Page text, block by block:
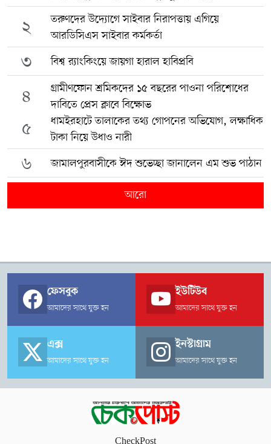
২
তরুণদের উদ্যোগে সাইবার নিরাপত্তায় এগিয়ে
আরডিসিএস সাইবার কর্মকর্তা
৩ বিশ্ব র‍্যাংকিংয়ে জায়গা হারাল হাবিপ্রবি
৪
গ্রামীণফোন শ্রমিকদের ১৫ বছরের পাওনা পরিশোধের
দাবিতে প্রেস ক্লাবে বিক্ষোভ
৫
ধামইরহাটে তালাকের তথ্য গোপনের অভিযোগ, লক্ষাধিক
টাকা নিয়ে উধাও নারী
৬ জামালপুরবাসীকে ঈদ শুভেচ্ছা জানালেন এম শুভ পাঠান
আরো
ফেসবুক
আমাদের সাথে যুক্ত হন
ইউটিউব
আমাদের সাথে যুক্ত হন
এক্স
আমাদের সাথে যুক্ত হন
ইনস্টাগ্রাম
আমাদের সাথে যুক্ত হন
CheckPost